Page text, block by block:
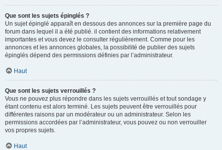
Que sont les sujets épinglés ?
Un sujet épinglé apparaît en dessous des annonces sur la première page du
forum dans lequel il a été publié. il contient des informations relativement
importantes et vous devez le consulter régulièrement. Comme pour les
annonces et les annonces globales, la possibilité de publier des sujets
épinglés dépend des permissions définies par l’administrateur.
Haut
Que sont les sujets verrouillés ?
Vous ne pouvez plus répondre dans les sujets verrouillés et tout sondage y
étant contenu est alors terminé. Les sujets peuvent être verrouillés pour
différentes raisons par un modérateur ou un administrateur. Selon les
permissions accordées par l’administrateur, vous pouvez ou non verrouiller
vos propres sujets.
Haut